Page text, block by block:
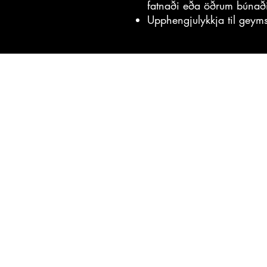
fatnaði eða öðrum
Upphengjulykkja til